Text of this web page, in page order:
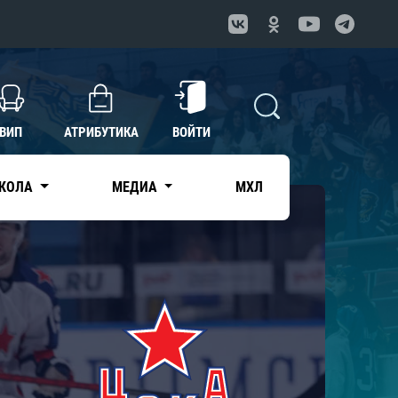
ВИП АТРИБУТИКА ВОЙТИ
МЕДИА МХЛ